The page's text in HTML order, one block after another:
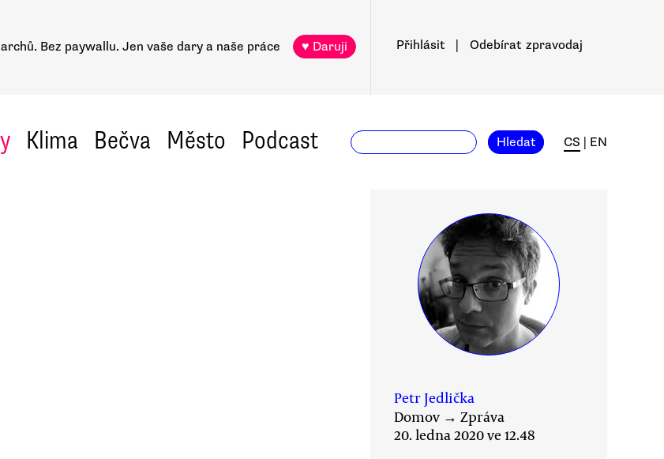
Bez paywallu. Jen vaše dary a naše práce ♥ Daruji Přihlásit Odebírat zpravodaj
Klima Bečva Město Podcast Hledat CS EN
Petr Jedlička
Domov → Zpráva
20. ledna 2020 ve 12.48